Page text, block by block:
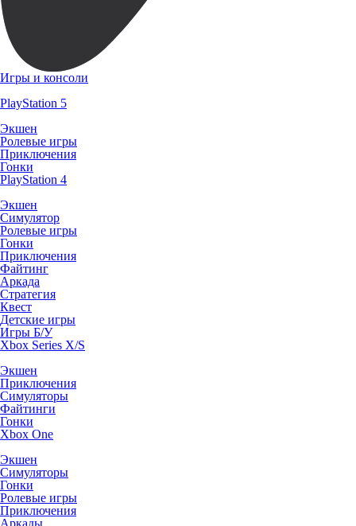
Игры и консоли
PlayStation 5
Экшен
Ролевые игры
Приключения
Гонки
PlayStation 4
Экшен
Симулятор
Ролевые игры
Гонки
Приключения
Файтинг
Аркада
Стратегия
Квест
Детские игры
Игры Б/У
Xbox Series X/S
Экшен
Приключения
Симуляторы
Файтинги
Гонки
Xbox One
Экшен
Симуляторы
Гонки
Ролевые игры
Приключения
Аркады